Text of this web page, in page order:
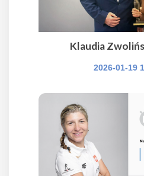
Klaudia
2026-01-19